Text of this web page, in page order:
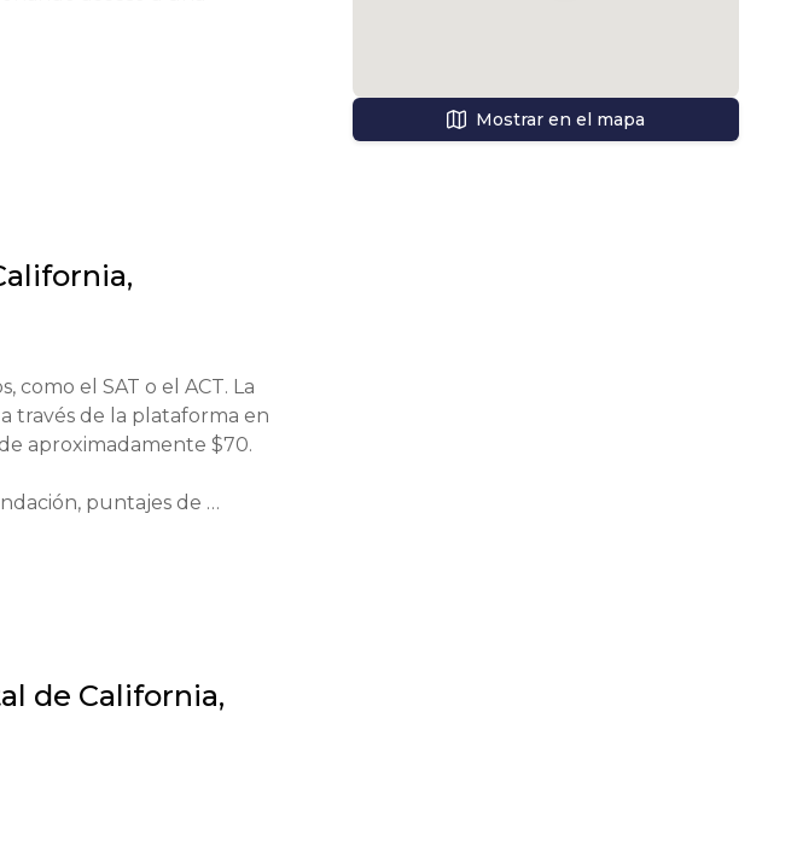
programas de intercambio
Mostrar en el mapa
como el SAT o el ACT. La
través de la plataforma en
aproximadamente $70.
puntajes de
para ciertos programas.
presentar sus solicitudes.
de California,